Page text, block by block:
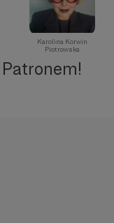
Karolina Korwin
Piotrowska